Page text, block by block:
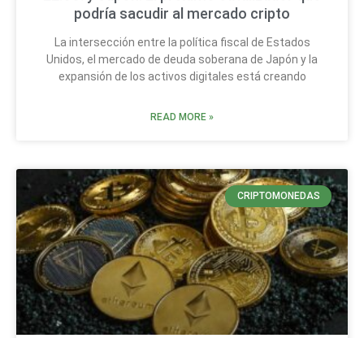
podría sacudir al mercado cripto
La intersección entre la política fiscal de Estados
Unidos, el mercado de deuda soberana de Japón y la
expansión de los activos digitales está creando
READ MORE »
CRIPTOMONEDAS